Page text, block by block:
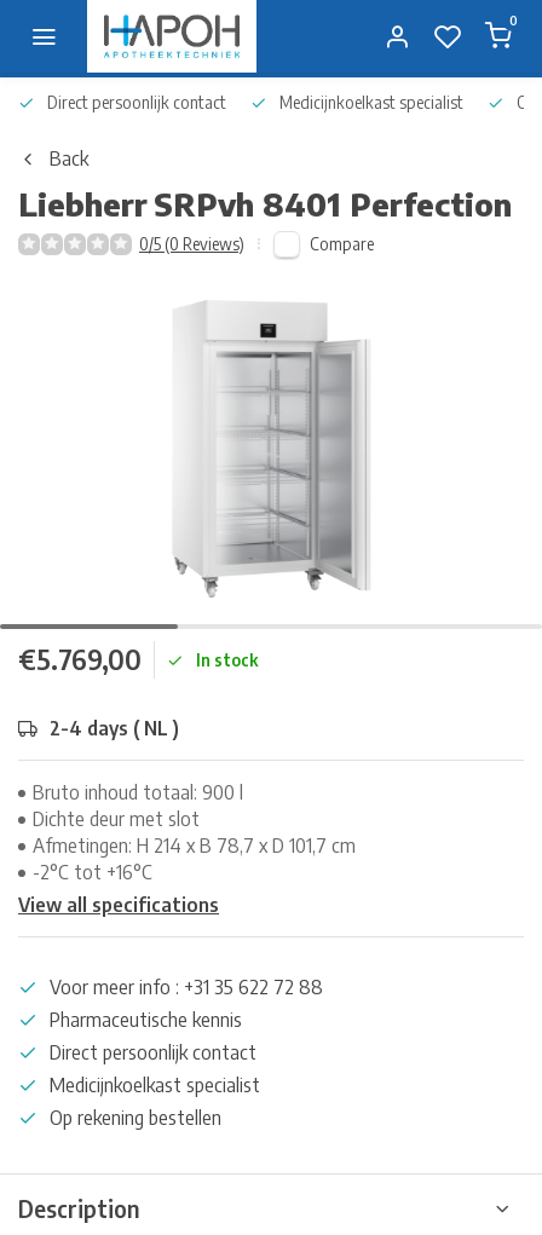
0
Direct persoonlijk contact Medicijnkoelkast specialist Op
Back
LiebherrSRPvh 8401 Perfection
0/5 (0 Reviews) Compare
€5.769,00 In stock
2-4 days ( NL )
Bruto inhoud totaal: 900 l
Dichte deur met slot
Afmetingen: H 214 x B 78,7 x D 101,7 cm
-2°C tot +16°C
View all specifications
Voor meer info : +31 35 622 72 88
Pharmaceutische kennis
Direct persoonlijk contact
Medicijnkoelkast specialist
Op rekening bestellen
Description